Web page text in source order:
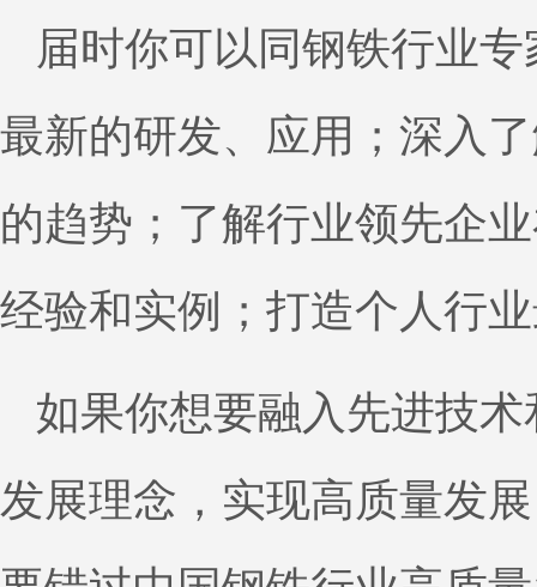
届时你可以同钢铁行业
最新的研发、应用；深入
的趋势；了解行业领先企
经验和实例；打造个人行
如果你想要融入先进技
发展理念，实现高质量发